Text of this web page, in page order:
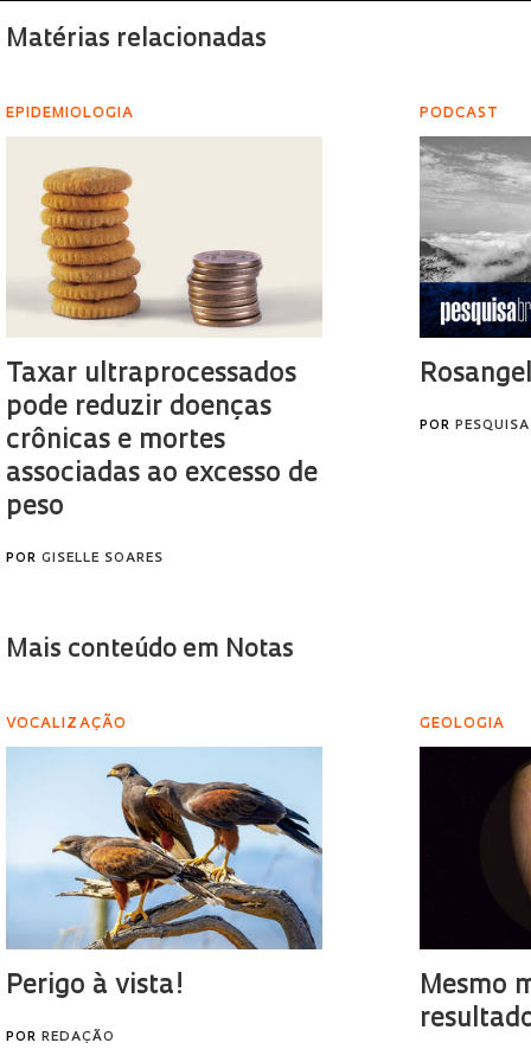
Matérias relacionadas
EPIDEMIOLOGIA
Taxar ultraprocessados
pode reduzir doenças
crônicas e mortes
associadas ao excesso de
peso
POR GISELLE SOARES
PODCAST
POR
Mais conteúdo em Notas
VOCALIZAÇÃO
Perigo à vista!
POR REDAÇÃO
GEOLOGIA
Mesmo